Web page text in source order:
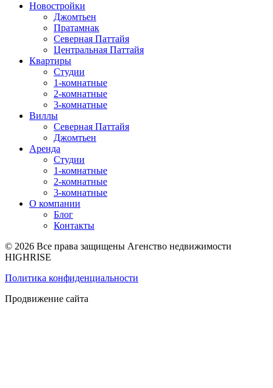
Новостройки
Джомтьен
Пратамнак
Северная Паттайя
Центральная Паттайя
Квартиры
Студии
1-комнатные
2-комнатные
3-комнатные
Виллы
Северная Паттайя
Джомтьен
Аренда
Студии
1-комнатные
2-комнатные
3-комнатные
О компании
Блог
Контакты
© 2026 Все права защищены Агенство недвижимости
HIGHRISE
Политика конфиденциальности
Продвижение сайта